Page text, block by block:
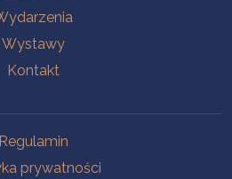
Wystawy
Kontakt
Regulamin
prywatności